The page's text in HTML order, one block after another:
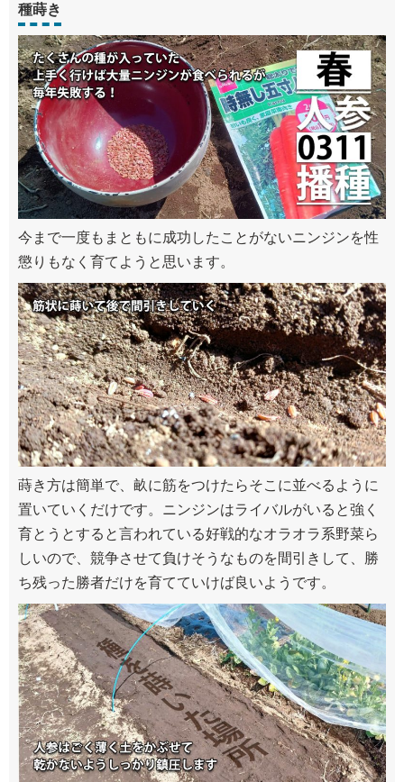
種蒔き
今まで一度もまともに成功したことがないニンジンを性
懲りもなく育てようと思います。
蒔き方は簡単で、畝に筋をつけたらそこに並べるように
置いていくだけです。ニンジンはライバルがいると強く
育とうとすると言われている好戦的なオラオラ系野菜ら
しいので、競争させて負けそうなものを間引きして、勝
ち残った勝者だけを育てていけば良いようです。